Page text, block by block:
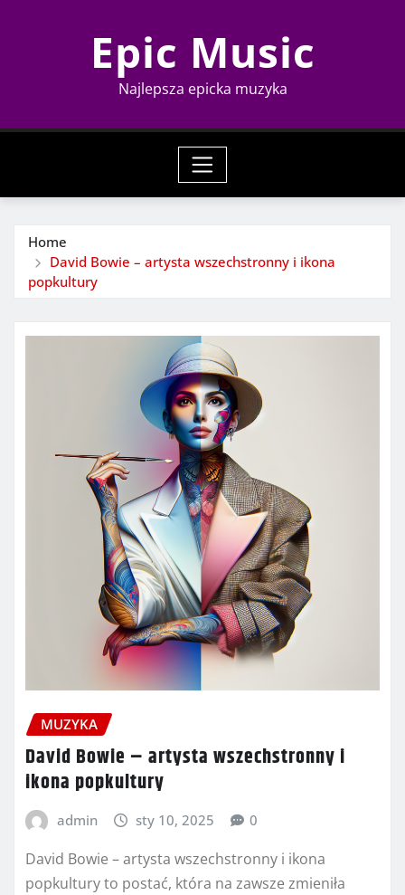
Epic Music
Najlepsza epicka muzyka
Home
David Bowie – artysta wszechstronny i ikona
popkultury
MUZYKA
David Bowie – artysta wszechstronny i
ikona popkultury
admin sty 10, 2025 0
David Bowie – artysta wszechstronny i ikona
popkultury to postać, która na zawsze zmieniła